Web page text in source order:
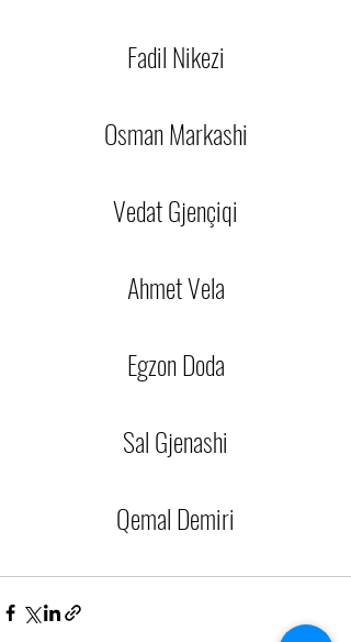
Fadil Nikezi
Osman Markashi
Vedat Gjençiqi
Ahmet Vela
Egzon Doda
Sal Gjenashi
Qemal Demiri